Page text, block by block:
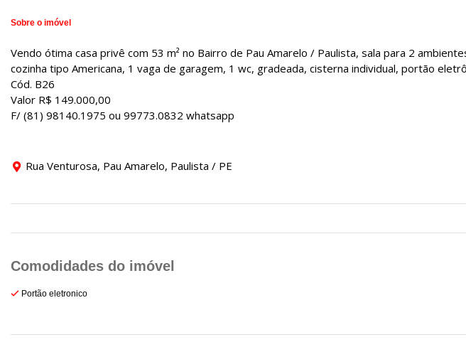
Sobre o imóvel
Vendo ótima casa privê com 53 m² no Bairro de Pau Amarelo / Paulista, sala para 2
cozinha tipo Americana, 1 vaga de garagem, 1 wc, gradeada, cisterna individual, portão
Cód. B26
Valor R$ 149.000,00
F/ (81) 98140.1975 ou 99773.0832 whatsapp
Rua Venturosa, Pau Amarelo, Paulista / PE
Portão eletronico